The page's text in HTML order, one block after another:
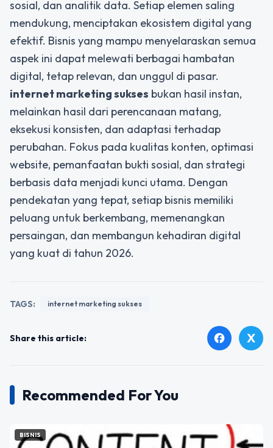
sosial, dan analitik data. Setiap elemen saling
mendukung, menciptakan ekosistem digital yang
efektif. Bisnis yang mampu menyelaraskan semua
aspek ini dapat melewati berbagai hambatan
digital, tetap relevan, dan unggul di pasar.
internet marketing sukses bukan hasil instan,
melainkan hasil dari perencanaan matang,
eksekusi konsisten, dan adaptasi terhadap
perubahan. Fokus pada kualitas konten, optimasi
website, pemanfaatan bukti sosial, dan strategi
berbasis data menjadi kunci utama. Dengan
pendekatan yang tepat, setiap bisnis memiliki
peluang untuk berkembang, memenangkan
persaingan, dan membangun kehadiran digital
yang kuat di tahun 2026.
TAGS: internet marketing sukses
Share this article: facebook X
Recommended For You
BISNIS